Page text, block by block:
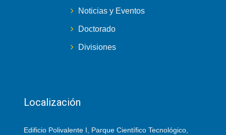
Noticias y Eventos
Doctorado
Divisiones
Localización
Edificio Polivalente I, Parque Científico Tecnológico,